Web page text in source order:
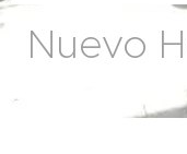
Nuevo